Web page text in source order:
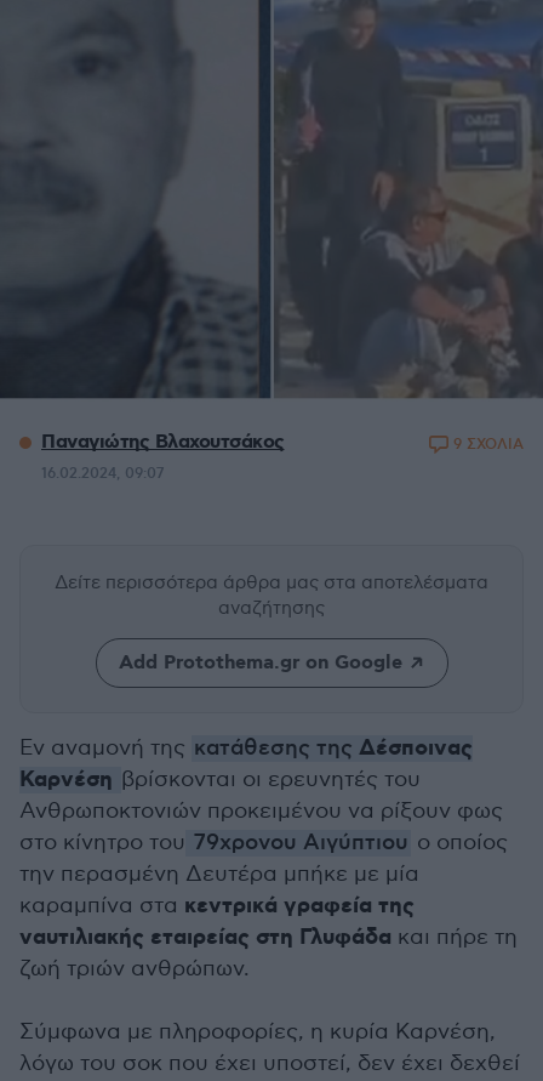
Παναγιώτης Βλαχουτσάκος
16.02.2024, 09:07
9 ΣΧΟΛΙΑ
Δείτε περισσότερα άρθρα μας στα αποτελέσματα
αναζήτησης
Add Protothema.gr on Google
Εν αναμονή της κατάθεσης της Δέσποινας
Καρνέση βρίσκονται οι ερευνητές του
Ανθρωποκτονιών προκειμένου να ρίξουν φως
στο κίνητρο του 79χρονου Αιγύπτιου ο οποίος
την περασμένη Δευτέρα μπήκε με μία
καραμπίνα στα κεντρικά γραφεία της
ναυτιλιακής εταιρείας στη Γλυφάδα και πήρε τη
ζωή τριών ανθρώπων.
Σύμφωνα με πληροφορίες, η κυρία Καρνέση,
λόγω του σοκ που έχει υποστεί, δεν έχει δεχθεί